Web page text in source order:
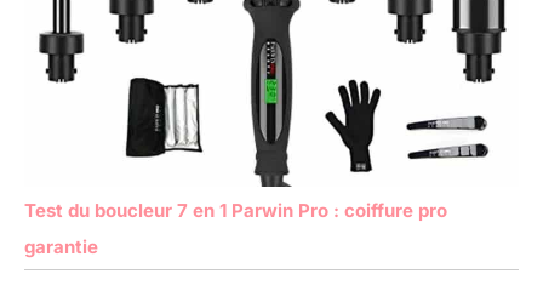
Test du boucleur 7 en 1 Parwin Pro : coiffure pro
garantie